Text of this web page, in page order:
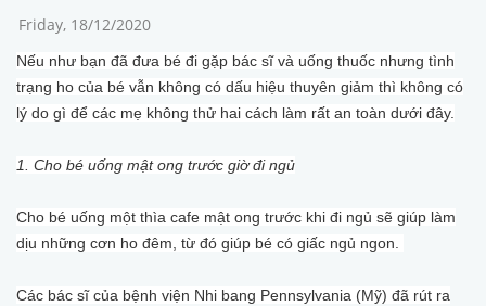
Friday, 18/12/2020
Nếu như bạn đã đưa bé đi gặp bác sĩ và uống thuốc nhưng tình
trạng ho của bé vẫn không có dấu hiệu thuyên giảm thì không có
lý do gì để các mẹ không thử hai cách làm rất an toàn dưới đây.
1. Cho bé uống mật ong trước giờ đi ngủ
Cho bé uống một thìa cafe mật ong trước khi đi ngủ sẽ giúp làm
dịu những cơn ho đêm, từ đó giúp bé có giấc ngủ ngon.
Các bác sĩ của bệnh viện Nhi bang Pennsylvania (Mỹ) đã rút ra